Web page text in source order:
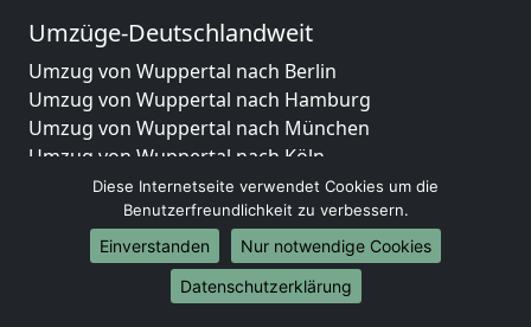
Umzüge-Deutschlandweit
Umzug von Wuppertal nach Berlin
Umzug von Wuppertal nach Hamburg
Umzug von Wuppertal nach München
Umzug von Wuppertal nach Köln
Umzug von Wuppertal nach Frankfurt am Main
Umzug von Wuppertal nach Stuttgart
Umzug von Wuppertal nach Düsseldorf
Umzug von Wuppertal nach Leipzig
Umzug von Wuppertal nach Dortmund
Diese Internetseite verwendet Cookies um die
Benutzerfreundlichkeit zu verbessern.
Einverstanden
Nur notwendige Cookies
Datenschutzerklärung